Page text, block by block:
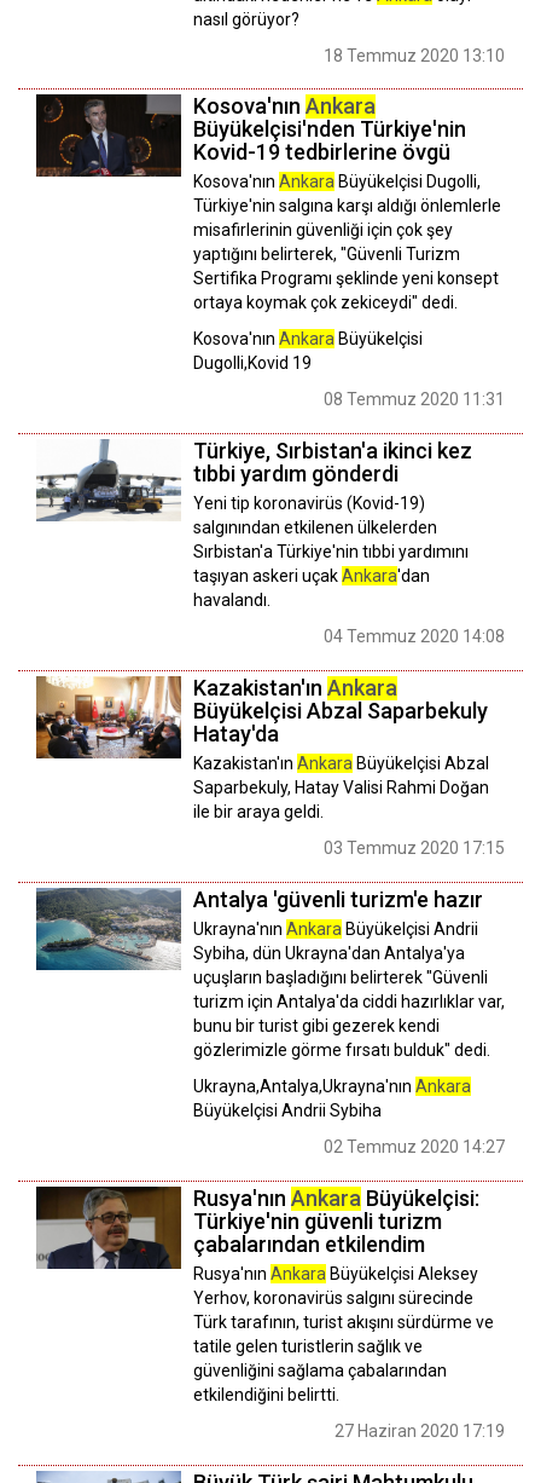
nasıl görüyor?
18 Temmuz 2020 13:10
Kosova'nın Ankara
Büyükelçisi'nden Türkiye'nin
Kovid-19 tedbirlerine övgü
Kosova'nın Ankara Büyükelçisi Dugolli,
Türkiye'nin salgına karşı aldığı önlemlerle
misafirlerinin güvenliği için çok şey
yaptığını belirterek, "Güvenli Turizm
Sertifika Programı şeklinde yeni konsept
ortaya koymak çok zekiceydi" dedi.
Kosova'nın Ankara Büyükelçisi
Dugolli,Kovid 19
08 Temmuz 2020 11:31
Türkiye, Sırbistan'a ikinci kez
tıbbi yardım gönderdi
Yeni tip koronavirüs (Kovid-19)
salgınından etkilenen ülkelerden
Sırbistan'a Türkiye'nin tıbbi yardımını
taşıyan askeri uçakAnkara'dan
havalandı.
04 Temmuz 2020 14:08
Kazakistan'ın Ankara
Büyükelçisi Abzal Saparbekuly
Hatay'da
Kazakistan'ın Ankara Büyükelçisi Abzal
Saparbekuly, Hatay Valisi Rahmi Doğan
ile bir araya geldi.
03 Temmuz 2020 17:15
Antalya 'güvenli turizm'e hazır
Ukrayna'nın Ankara Büyükelçisi Andrii
Sybiha, dün Ukrayna'dan Antalya'ya
uçuşların başladığını belirterek "Güvenli
turizm için Antalya'da ciddi hazırlıklar var,
bunu bir turist gibi gezerek kendi
gözlerimizle görme fırsatı bulduk" dedi.
Ukrayna,Antalya,Ukrayna'nın Ankara
Büyükelçisi Andrii Sybiha
02 Temmuz 2020 14:27
Rusya'nın Ankara Büyükelçisi:
Türkiye'nin güvenli turizm
çabalarından etkilendim
Rusya'nın Ankara Büyükelçisi Aleksey
Yerhov, koronavirüs salgını sürecinde
Türk tarafının, turist akışını sürdürme ve
tatile gelen turistlerin sağlık ve
güvenliğini sağlama çabalarından
etkilendiğini belirtti.
27 Haziran 2020 17:19